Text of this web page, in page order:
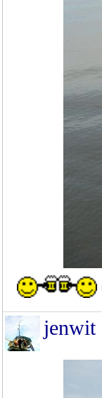
jenwit